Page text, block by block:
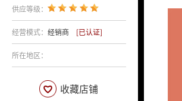
供应等级：
经营模式： 经销商 [已认证]
所在地区：
收藏店铺